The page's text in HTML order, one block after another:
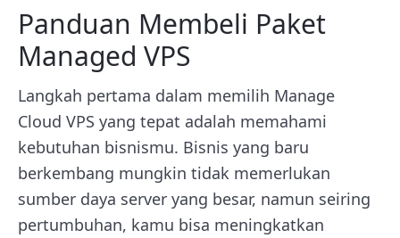
Panduan Membeli Paket
Managed VPS
Langkah pertama dalam memilih Manage
Cloud VPS yang tepat adalah memahami
kebutuhan bisnismu. Bisnis yang baru
berkembang mungkin tidak memerlukan
sumber daya server yang besar, namun seiring
pertumbuhan, kamu bisa meningkatkan